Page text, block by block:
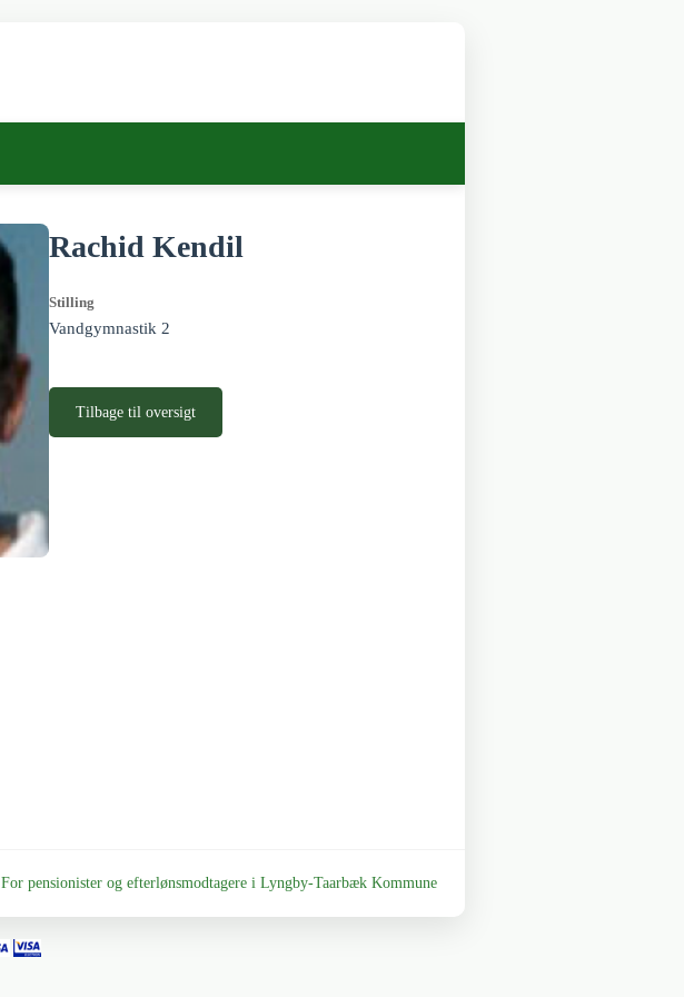
Rachid Kendil
Stilling
Vandgymnastik 2
Tilbage til oversigt
For pensionister og efterlønsmodtagere i Lyngby-Taarbæk Kommune